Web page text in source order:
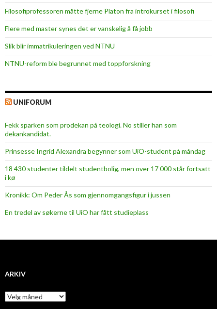
Filosofiprofessoren måtte fjerne Platon fra introkurset i filosofi
Flere med master synes det er vanskelig å få jobb
Slik blir immatrikuleringen ved NTNU
NTNU-reform ble begrunnet med toppforskning
UNIFORUM
Fekk sparken som prodekan på teologi. No stiller han som
dekankandidat.
Prinsesse Ingrid Alexandra begynner som UiO-student på måndag
18 430 studenter tildelt studentbolig, men over 17 000 står fortsatt
i kø
Kronikk: Om Peder Ås som gjennomgangsfigur i jussen
En tredel av søkerne til UiO har fått studieplass
ARKIV
A
r